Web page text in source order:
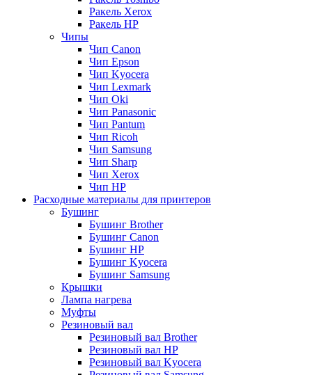
Ракель Xerox
Ракель НР
Чипы
Чип Canon
Чип Epson
Чип Kyocera
Чип Lexmark
Чип Oki
Чип Panasonic
Чип Pantum
Чип Ricoh
Чип Samsung
Чип Sharp
Чип Xerox
Чип НР
Расходные материалы для принтеров
Бушинг
Бушинг Brother
Бушинг Canon
Бушинг HP
Бушинг Kyocera
Бушинг Samsung
Крышки
Лампа нагрева
Муфты
Резиновый вал
Резиновый вал Brother
Резиновый вал HP
Резиновый вал Kyocera